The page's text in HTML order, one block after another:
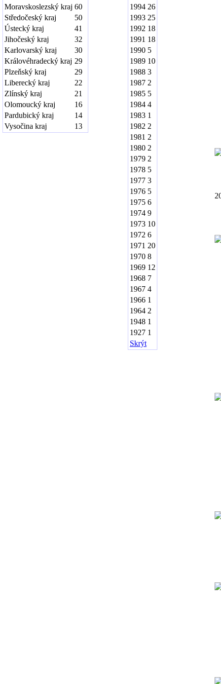
Moravskoslezský kraj 60
Středočeský kraj
50
Ústecký kraj
41
Jihočeský kraj
32
Karlovarský kraj
30
Královéhradecký kraj 29
Plzeňský kraj
29
Liberecký kraj
22
Zlínský kraj
21
Olomoucký kraj
16
Pardubický kraj
14
Vysočina kraj
13
1994 26
1993 25
1992 18
1991 18
1990 5
1989 10
1988 3
1987 2
1985 5
1984 4
1983 1
1982 2
1981 2
1980 2
1979 2
1978 5
1977 3
1976 5
1975 6
1974 9
1973 10
1972 6
1971 20
1970 8
1969 12
1968 7
1967 4
1966 1
1964 2
1948 1
1927 1
Skrýt